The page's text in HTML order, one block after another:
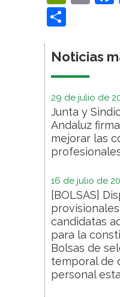
Noticias
29 de julio de
Junta y
Andaluz
mejorar las
16 de julio de
[BOLSAS]
candidatas
para la
Bolsas de
temporal de
personal